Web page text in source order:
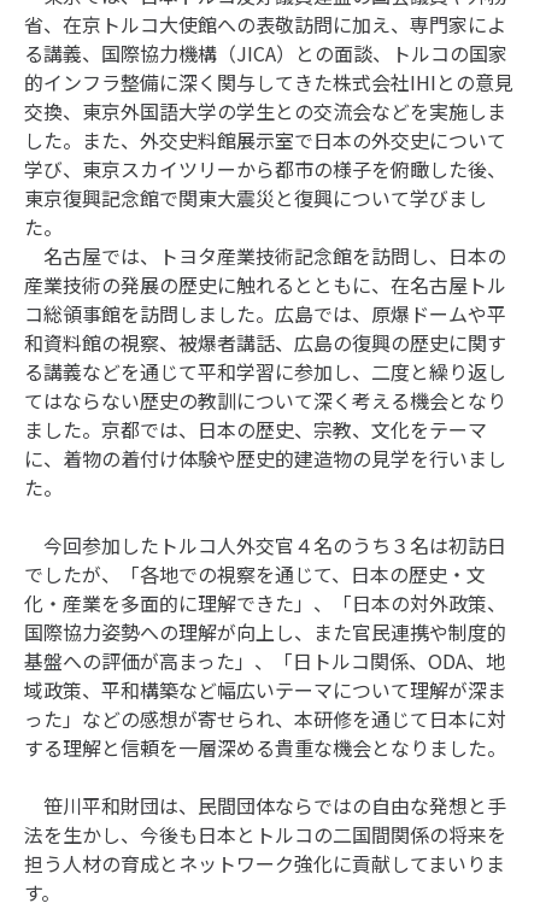
省、在京トルコ大使館への表敬訪問に加え、専門家によ
る講義、国際協力機構（JICA）との面談、トルコの国家
的インフラ整備に深く関与してきた株式会社IHIとの意見
交換、東京外国語大学の学生との交流会などを実施しま
した。また、外交史料館展示室で日本の外交史について
学び、東京スカイツリーから都市の様子を俯瞰した後、
東京復興記念館で関東大震災と復興について学びまし
た。
名古屋では、トヨタ産業技術記念館を訪問し、日本の
産業技術の発展の歴史に触れるとともに、在名古屋トル
コ総領事館を訪問しました。広島では、原爆ドームや平
和資料館の視察、被爆者講話、広島の復興の歴史に関す
る講義などを通じて平和学習に参加し、二度と繰り返し
てはならない歴史の教訓について深く考える機会となり
ました。京都では、日本の歴史、宗教、文化をテーマ
に、着物の着付け体験や歴史的建造物の見学を行いまし
た。
今回参加したトルコ人外交官４名のうち３名は初訪日
でしたが、「各地での視察を通じて、日本の歴史・文
化・産業を多面的に理解できた」、「日本の対外政策、
国際協力姿勢への理解が向上し、また官民連携や制度的
基盤への評価が高まった」、「日トルコ関係、ODA、地
域政策、平和構築など幅広いテーマについて理解が深ま
った」などの感想が寄せられ、本研修を通じて日本に対
する理解と信頼を一層深める貴重な機会となりました。
笹川平和財団は、民間団体ならではの自由な発想と手
法を生かし、今後も日本とトルコの二国間関係の将来を
担う人材の育成とネットワーク強化に貢献してまいりま
す。